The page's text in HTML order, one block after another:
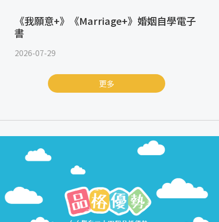
《我願意+》《Marriage+》婚姻自學電子
書
2026-07-29
更多